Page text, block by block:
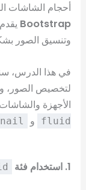
أحجام الشاشات
Bootstrap
وتنسيق الصور
لتخصيص الصور،
الأجهزة
fluid
و
1. استخدام فئة